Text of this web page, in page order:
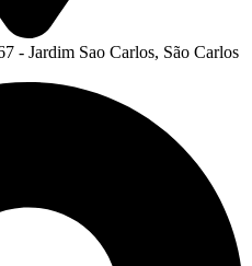
- Jardim Sao Carlos, São Carlos